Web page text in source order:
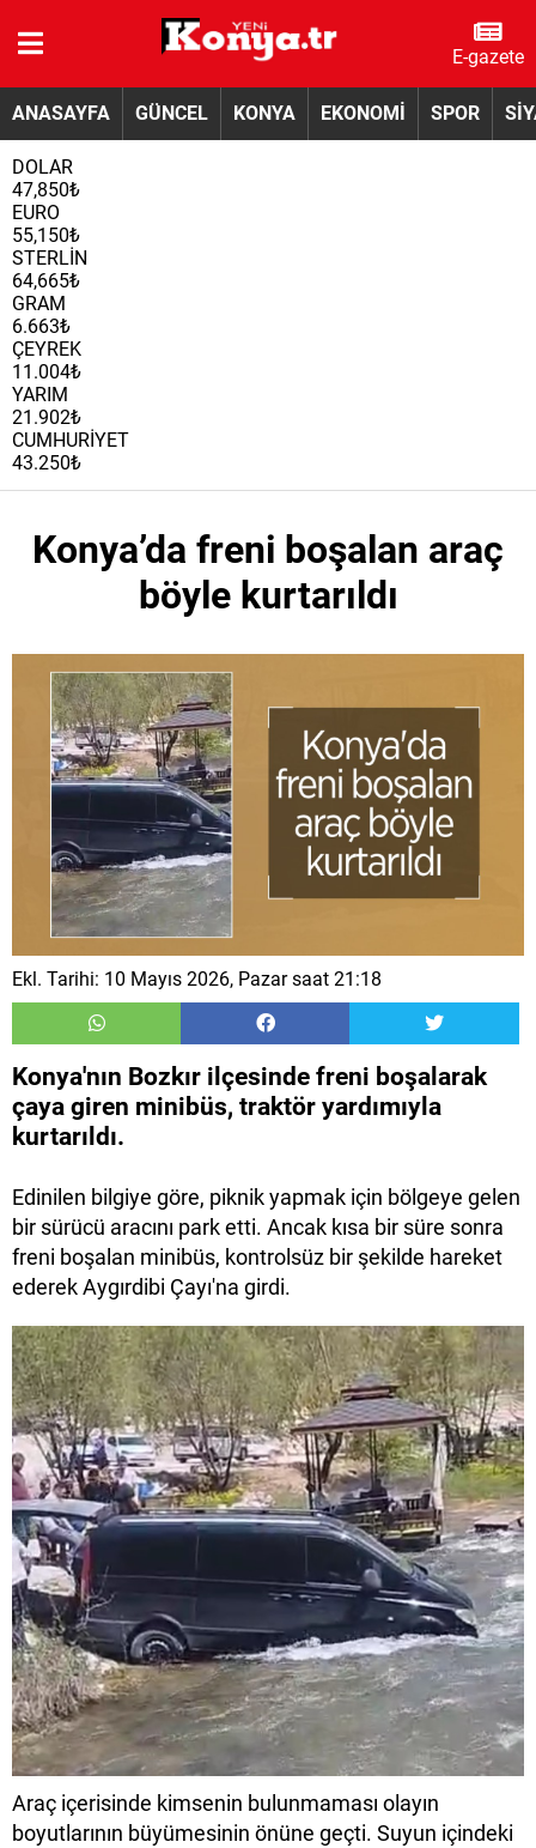
E-gazete
ANASAYFA GÜNCEL KONYA EKONOMİ SPOR
DOLAR
47,850₺
EURO
55,150₺
STERLİN
64,665₺
GRAM
6.663₺
ÇEYREK
11.004₺
YARIM
21.902₺
CUMHURİYET
43.250₺
Konya’da freni boşalan araç
böyle kurtarıldı
Ekl. Tarihi: 10 Mayıs 2026, Pazar saat 21:18
Konya'nın Bozkır ilçesinde freni boşalarak
çaya giren minibüs, traktör yardımıyla
kurtarıldı.
Edinilen bilgiye göre, piknik yapmak için bölgeye gelen
bir sürücü aracını park etti. Ancak kısa bir süre sonra
freni boşalan minibüs, kontrolsüz bir şekilde hareket
ederek Aygırdibi Çayı'na girdi.
Araç içerisinde kimsenin bulunmaması olayın
boyutlarının büyümesinin önüne geçti. Suyun içindeki